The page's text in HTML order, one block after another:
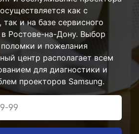
как с
и на базе сервисного
в Ростове-на-Дону. Выбор
и пожелания
центр располагает всем
для диагностики и
проекторов Samsung.